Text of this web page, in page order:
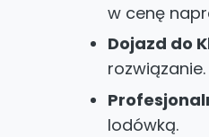
w cenę
Dojazd do
rozwiązanie.
lodówką.